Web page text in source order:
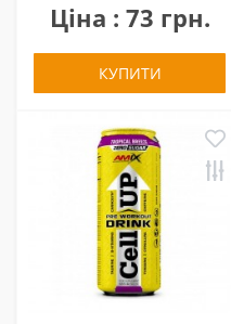
Ціна : 73 грн.
КУПИТИ